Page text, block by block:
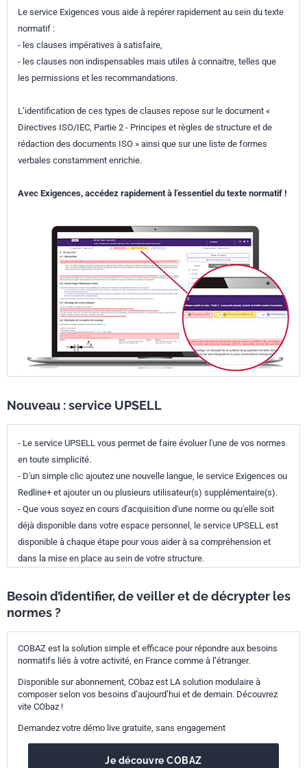
Le service Exigences vous aide à repérer rapidement au sein du texte
normatif :
- les clauses impératives à satisfaire,
- les clauses non indispensables mais utiles à connaitre, telles que
les permissions et les recommandations.
L’identification de ces types de clauses repose sur le document «
Directives ISO/IEC, Partie 2 - Principes et règles de structure et de
rédaction des documents ISO » ainsi que sur une liste de formes
verbales constamment enrichie.
Avec Exigences, accédez rapidement à l’essentiel du texte normatif !
Nouveau : service UPSELL
- Le service UPSELL vous permet de faire évoluer l'une de vos normes
en toute simplicité.
- D'un simple clic ajoutez une nouvelle langue, le service Exigences ou
Redline+ et ajouter un ou plusieurs utilisateur(s) supplémentaire(s).
- Que vous soyez en cours d'acquisition d'une norme ou qu'elle soit
déjà disponible dans votre espace personnel, le service UPSELL est
disponible à chaque étape pour vous aider à sa compréhension et
dans la mise en place au sein de votre structure.
Besoin d’identifier, de veiller et de décrypter les
normes ?
COBAZ est la solution simple et efficace pour répondre aux besoins
normatifs liés à votre activité, en France comme à l’étranger.
Disponible sur abonnement, CObaz est LA solution modulaire à
composer selon vos besoins d’aujourd’hui et de demain. Découvrez
vite CObaz !
Demandez votre démo live gratuite, sans engagement
Je découvre COBAZ